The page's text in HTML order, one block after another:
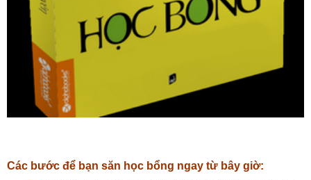
Các bước để bạn săn học bổng ngay từ bây giờ: